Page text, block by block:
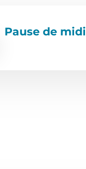
Pause de midi